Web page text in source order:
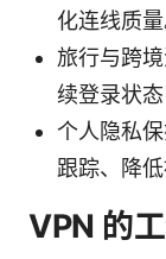
化连线质量
旅行与跨
续登录状
个人隐私
跟踪、降
VPN 的